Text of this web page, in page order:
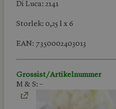
Di Luca: 2141
Storlek: 0,25 l x 6
EAN: 7350002403013
Grossist/Artikelnummer
M & S: –